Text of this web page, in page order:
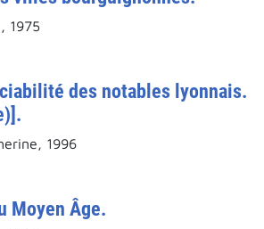
1975
des notables lyonnais.
1996
Moyen Âge.